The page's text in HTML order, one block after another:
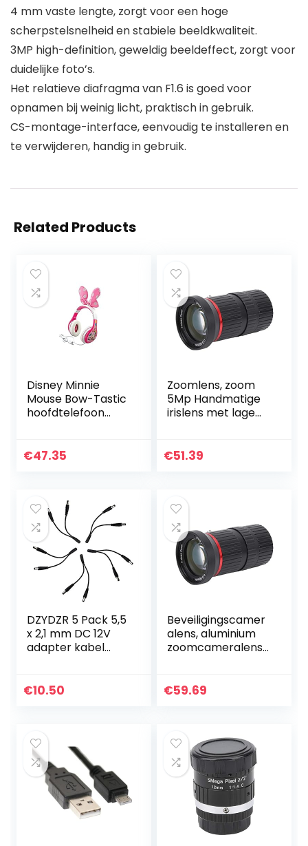
4 mm vaste lengte, zorgt voor een hoge
scherpstelsnelheid en stabiele beeldkwaliteit.
3MP high-definition, geweldig beeldeffect, zorgt voor
duidelijke foto’s.
Het relatieve diafragma van F1.6 is goed voor
opnamen bij weinig licht, praktisch in gebruik.
CS-montage-interface, eenvoudig te installeren en
te verwijderen, handig in gebruik.
Related Products
Disney Minnie
Mouse Bow-Tastic
hoofdtelefoon
eenheidsmaat
€47.35
Zoomlens, zoom
5Mp Handmatige
irislens met lage
beveiligingscamer
€51.39
DZYDZR 5 Pack 5,5
x 2,1 mm DC 12V
adapter kabel
CCTV camera Y-
€10.50
Beveiligingscamer
alens, aluminium
zoomcameralens
beveiligingscamer
€59.69